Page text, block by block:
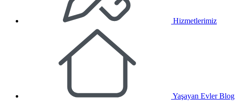
Hizmetlerimiz
Yaşayan Evler Blog